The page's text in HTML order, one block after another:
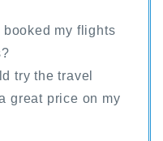
booked my flights
try the travel
great price on my